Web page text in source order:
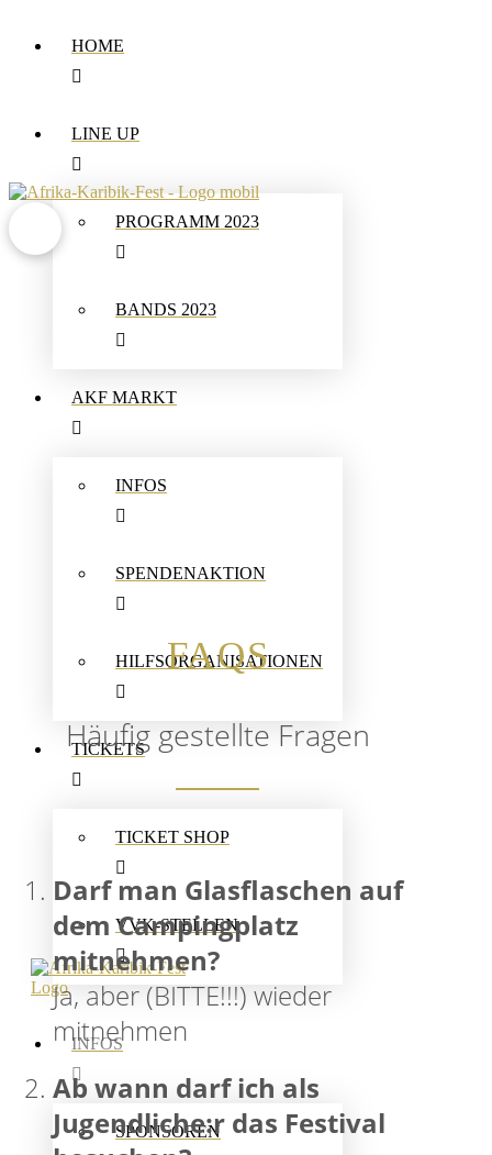
HOME
LINE UP
PROGRAMM 2023
BANDS 2023
AKF MARKT
INFOS
SPENDENAKTION
HILFSORGANISATIONEN
TICKETS
TICKET SHOP
VVK-STELLEN
INFOS
SPONSOREN
FAQS
Häufig gestellte Fragen
Darf man Glasflaschen auf
dem Campingplatz
mitnehmen?
Ja, aber (BITTE!!!) wieder
mitnehmen
Ab wann darf ich als
Jugendliche:r das Festival